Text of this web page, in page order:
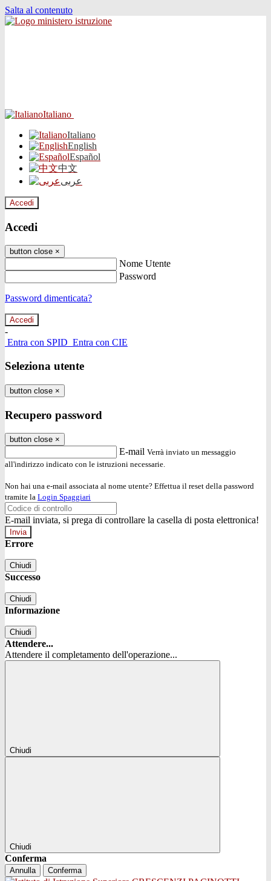
Salta al contenuto
Italiano
Italiano
English
Español
中文
عربى
Accedi
Accedi
button close ×
Nome Utente
Password
Password dimenticata?
-
Entra con SPID Entra con CIE
Seleziona utente
button close ×
Recupero password
button close ×
E-mail Verrà inviato un messaggio
all'indirizzo indicato con le istruzioni necessarie.
Non hai una e-mail associata al nome utente? Effettua il reset della password
tramite la Login Spaggiari
E-mail inviata, si prega di controllare la casella di posta elettronica!
Errore
Chiudi
Successo
Chiudi
Informazione
Chiudi
Attendere...
Attendere il completamento dell'operazione...
Chiudi
Chiudi
Conferma
Annulla Conferma